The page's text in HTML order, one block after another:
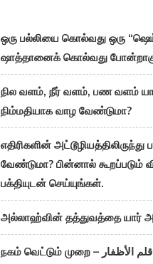
ஒரு பல்லியை கொல்வது ஒரு
ஷாத்தானைக் கொல்வது
நில வளம், நீர் வளம், பண வளம்
நிம்மதியாக வாழ வேண்டுமா?
எதிரிகளின் அட்டூழியத்திலிருந்து
வேண்டுமா? பின்னால் கூறப்படும்
பக்தியுடன் செய்யுங்கள்.
அல்லாஹ்வின் தத்துவத்தை யார்
நகம் வெட்டும் முறை – قلم الأظفار